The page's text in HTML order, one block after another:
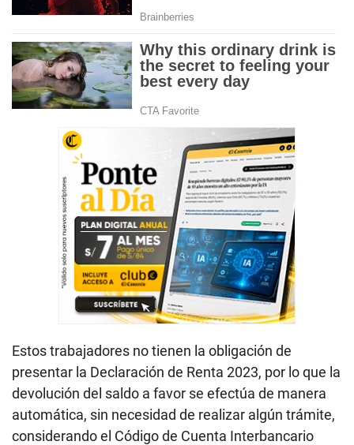
Estos trabajadores no tienen la obligación de
presentar la Declaración de Renta 2023, por lo que la
devolución del saldo a favor se efectúa de manera
automática, sin necesidad de realizar algún trámite,
considerando el Código de Cuenta Interbancario